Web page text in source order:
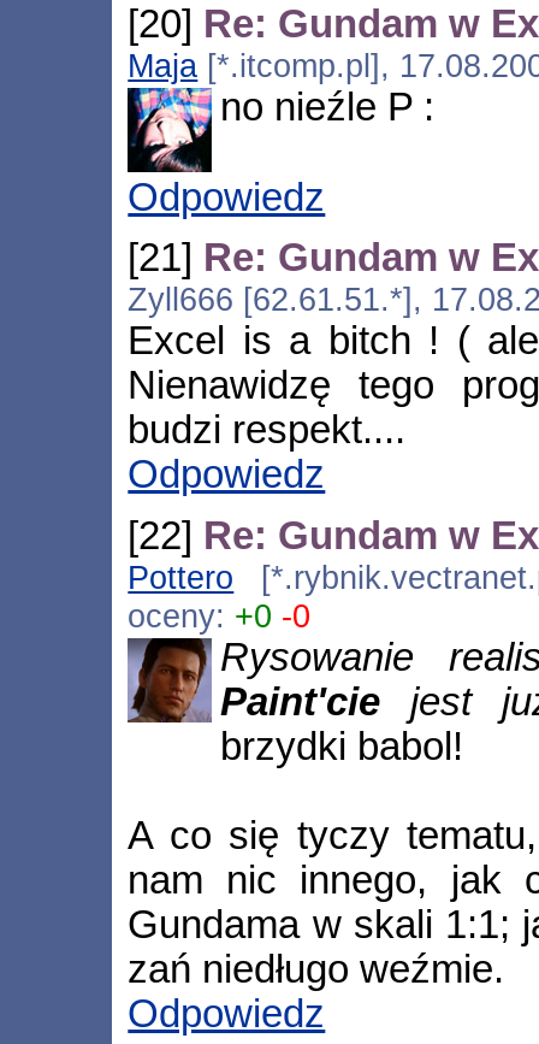
[20] Re: Gundam w
Maja [*.itcomp.pl],
no nieźle P :
Odpowiedz
[21] Re: Gundam w
Zyll666 [62.61.51.*],
Excel is a bitch ! (
Nienawidzę tego
budzi respekt....
Odpowiedz
[22] Re: Gundam w
Pottero
oceny: +0 -0
Rysowanie
Paint'ciejest
brzydki babol!
A co się tyczy
nam nic innego, jak
Gundama w skali 1:1;
zań niedługo weźmie.
Odpowiedz